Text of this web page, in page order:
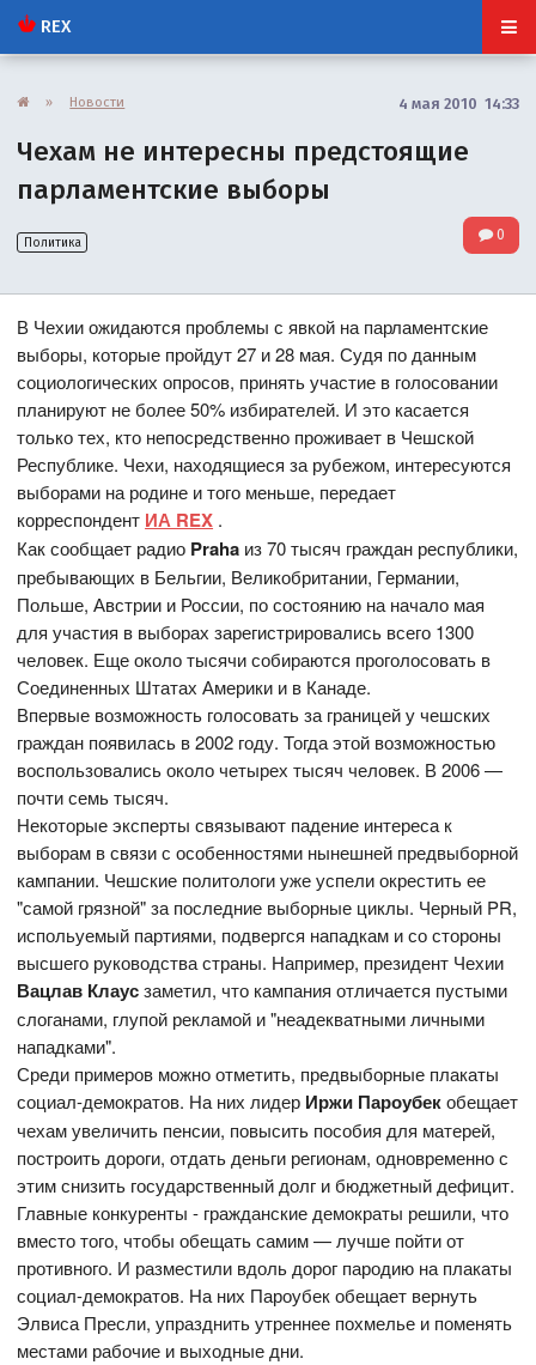
REX
» Новости 4 мая 2010 14:33
Чехам не интересны предстоящие
парламентские выборы
Политика 0
В Чехии ожидаются проблемы с явкой на парламентские
выборы, которые пройдут 27 и 28 мая. Судя по данным
социологических опросов, принять участие в голосовании
планируют не более 50% избирателей. И это касается
только тех, кто непосредственно проживает в Чешской
Республике. Чехи, находящиеся за рубежом, интересуются
выборами на родине и того меньше, передает
корреспондент ИА REX .
Как сообщает радио Praha из 70 тысяч граждан республики,
пребывающих в Бельгии, Великобритании, Германии,
Польше, Австрии и России, по состоянию на начало мая
для участия в выборах зарегистрировались всего 1300
человек. Еще около тысячи собираются проголосовать в
Соединенных Штатах Америки и в Канаде.
Впервые возможность голосовать за границей у чешских
граждан появилась в 2002 году. Тогда этой возможностью
воспользовались около четырех тысяч человек. В 2006 —
почти семь тысяч.
Некоторые эксперты связывают падение интереса к
выборам в связи с особенностями нынешней предвыборной
кампании. Чешские политологи уже успели окрестить ее
"самой грязной" за последние выборные циклы. Черный PR,
испольуемый партиями, подвергся нападкам и со стороны
высшего руководства страны. Например, президент Чехии
Вацлав Клаусзаметил, что кампания отличается пустыми
слоганами, глупой рекламой и "неадекватными личными
нападками".
Среди примеров можно отметить, предвыборные плакаты
социал-демократов. На них лидер Иржи Пароубекобещает
чехам увеличить пенсии, повысить пособия для матерей,
построить дороги, отдать деньги регионам, одновременно с
этим снизить государственный долг и бюджетный дефицит.
Главные конкуренты - гражданские демократы решили, что
вместо того, чтобы обещать самим — лучше пойти от
противного. И разместили вдоль дорог пародию на плакаты
социал-демократов. На них Пароубек обещает вернуть
Элвиса Пресли, упразднить утреннее похмелье и поменять
местами рабочие и выходные дни.